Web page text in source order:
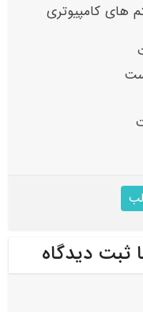
های کامپیوتری
ثبت دیدگاه